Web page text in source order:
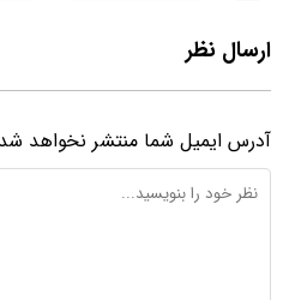
ارسال نظر
آدرس ایمیل شما منتشر نخواهد